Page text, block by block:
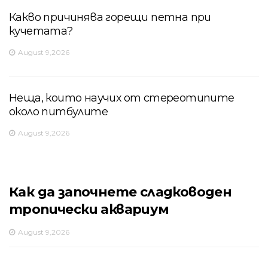
Какво причинява горещи петна при
кучетата?
August 9,2026
Неща, които научих от стереотипите
около питбулите
August 9,2026
Как да започнете сладководен
тропически аквариум
August 9,2026